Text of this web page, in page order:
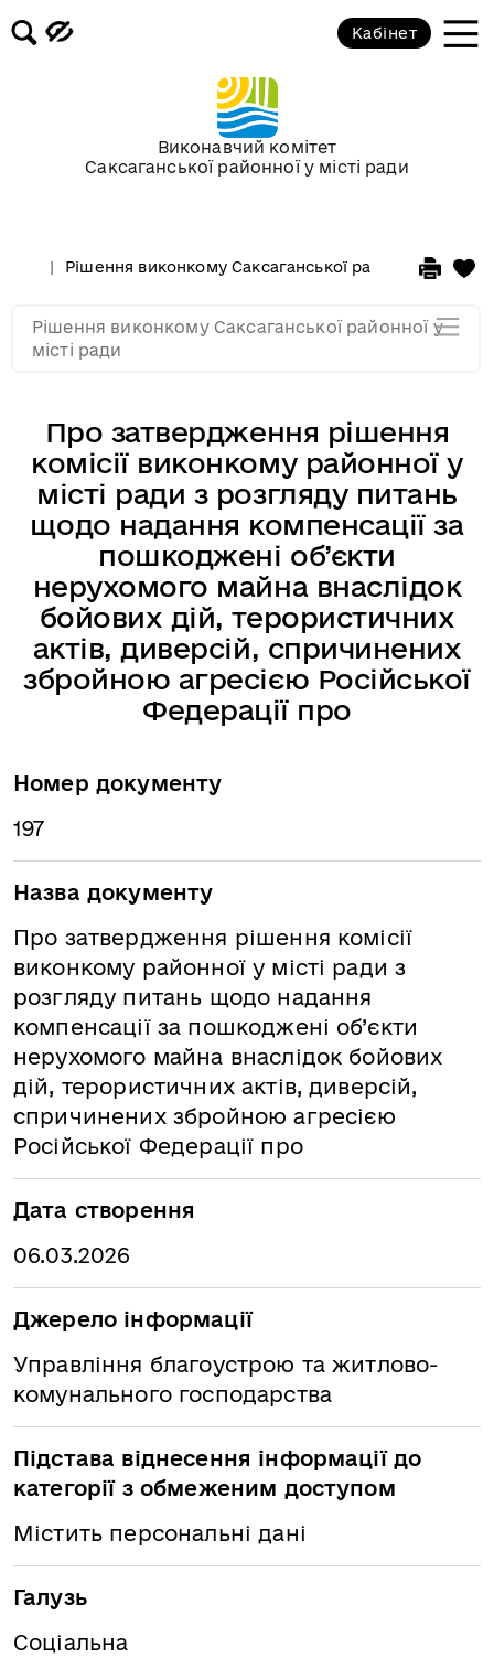
Виконавчий комітет
Саксаганської районної у місті ради
Кабінет
Рішення виконкому Саксаганської районної у місті
Про затвердження рішення
комісії виконкому районної у
місті ради з розгляду питань
щодо надання компенсації за
пошкоджені об’єкти
нерухомого майна внаслідок
бойових дій, терористичних
актів, диверсій, спричинених
збройною агресією Російської
Федерації про
Номер документу
197
Назва документу
Про затвердження рішення комісії
виконкому районної у місті ради з
розгляду питань щодо надання
компенсації за пошкоджені об’єкти
нерухомого майна внаслідок бойових
дій, терористичних актів, диверсій,
спричинених збройною агресією
Російської Федерації про
Дата створення
06.03.2026
Джерело інформації
Управління благоустрою та житлово-
комунального господарства
Підстава віднесення інформації до
категорії з обмеженим доступом
Містить персональні дані
Галузь
Соціальна
Рішення виконкому Саксаганської районної у
місті ради
Засідання за 2015 рік
Засідання за 2014 рік
Засідання за 2013 рік
Засідання за 2011
Засідання за 2010